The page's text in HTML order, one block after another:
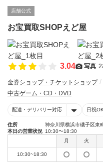
店舗公式
お宝買取SHOPえど屋
3.04 写真 2
金券ショップ・チケットショップ
中古ゲーム・CD・DVD
配達・デリバリー対応 日祝OK
住所
神奈川県横浜市磯子区東
本日の営業状況 10:30〜18:30
月
火
10:30~18:30